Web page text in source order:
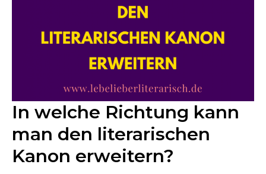
In welche Richtung kann
man den literarischen
Kanon erweitern?